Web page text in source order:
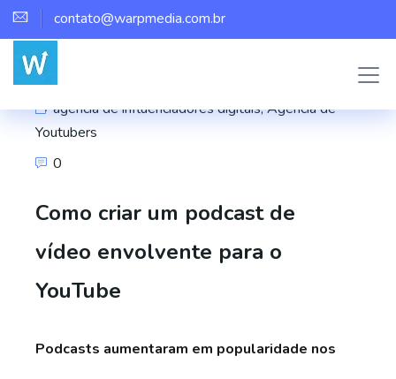
contato@warpmedia.com.br
agência de influenciadores digitais,Agência de
Youtubers
0
Como criar um podcast de
vídeo envolvente para o
YouTube
Podcasts aumentaram em popularidade nos